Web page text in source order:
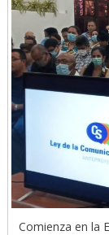
Comienza en la